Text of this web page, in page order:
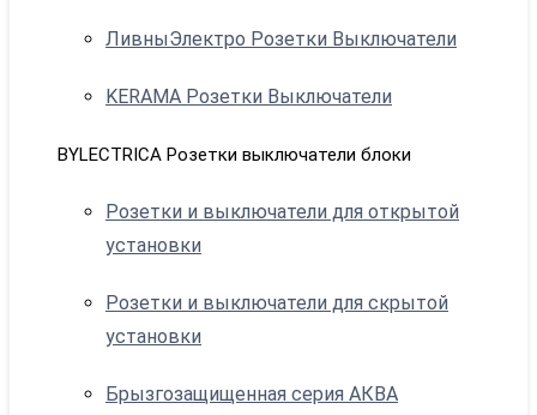
ЛивныЭлектро Розетки Выключатели
KERAMA Розетки Выключатели
BYLECTRICA Розетки выключатели блоки
Розетки и выключатели для открытой
установки
Розетки и выключатели для скрытой
установки
Брызгозащищенная серия АКВА